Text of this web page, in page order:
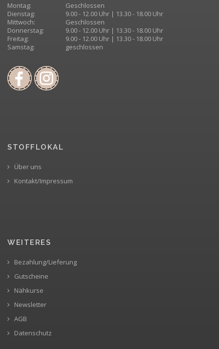
Montag:
Geschlossen
Dienstag:
9.00 - 12.00 Uhr | 13.30 - 18.00 Uhr
Mittwoch:
Geschlossen
Donnerstag:
9.00 - 12.00 Uhr | 13.30 - 18.00 Uhr
Freitag:
9.00 - 12.00 Uhr | 13.30 - 18.00 Uhr
Samstag:
geschlossen
STOFFLOKAL
Über uns
Kontakt/Impressum
WEITERES
Bezahlung/Lieferung
Gutscheine
Nähkurse
Newsletter
AGB
Datenschutz